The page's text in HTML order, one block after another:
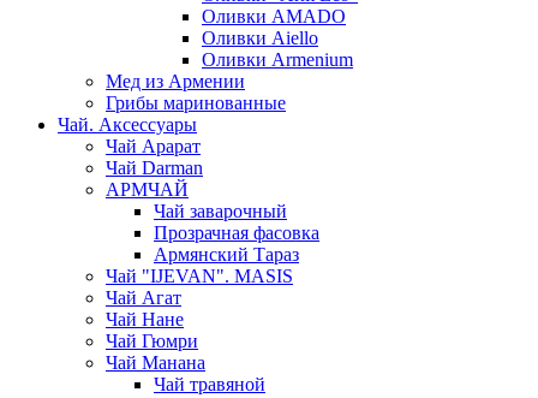
Оливки AMADO
Оливки Aiello
Оливки Armenium
Мед из Армении
Грибы маринованные
Чай. Аксессуары
Чай Арарат
Чай Darman
АРМЧАЙ
Чай заварочный
Прозрачная фасовка
Армянский Тараз
Чай "IJEVAN". MASIS
Чай Агат
Чай Нане
Чай Гюмри
Чай Манана
Чай травяной